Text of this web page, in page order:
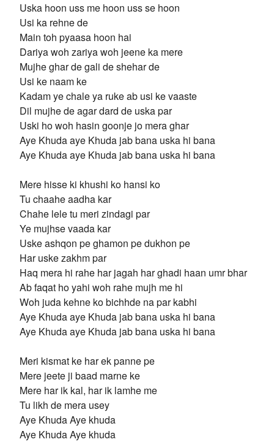
Uska hoon uss me hoon uss se hoon
Usi ka rehne de
Main toh pyaasa hoon hai
Dariya woh zariya woh jeene ka mere
Mujhe ghar de gali de shehar de
Usi ke naam ke
Kadam ye chale ya ruke ab usi ke vaaste
Dil mujhe de agar dard de uska par
Uski ho woh hasin goonje jo mera ghar
Aye Khuda aye Khuda jab bana uska hi bana
Aye Khuda aye Khuda jab bana uska hi bana
Mere hisse ki khushi ko hansi ko
Tu chaahe aadha kar
Chahe lele tu meri zindagi par
Ye mujhse vaada kar
Uske ashqon pe ghamon pe dukhon pe
Har uske zakhm par
Haq mera hi rahe har jagah har ghadi haan umr bhar
Ab faqat ho yahi woh rahe mujh me hi
Woh juda kehne ko bichhde na par kabhi
Aye Khuda aye Khuda jab bana uska hi bana
Aye Khuda aye Khuda jab bana uska hi bana
Meri kismat ke har ek panne pe
Mere jeete ji baad marne ke
Mere har ik kal, har ik lamhe me
Tu likh de mera usey
Aye Khuda Aye khuda
Aye Khuda Aye khuda